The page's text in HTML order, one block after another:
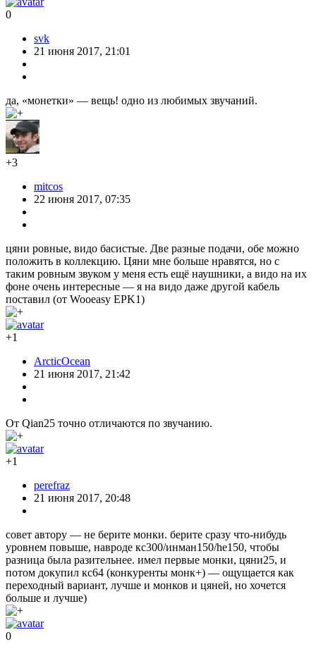
0
svk
21 июня 2017, 21:01
да, «монетки» — вещь! одно из любимых звучаний.
+3
mitcos
22 июня 2017, 07:35
цяни ровные, видо басистые. Две разные подачи, обе можно
положить в коллекцию. Цяни мне больше нравятся, но с
таким ровным звуком у меня есть ещё наушники, а видо на их
фоне очень интересные — я на видо даже другой кабель
поставил (от Wooeasy EPK1)
+1
ArcticOcean
21 июня 2017, 21:42
От Qian25 точно отличаются по звучанию.
+1
perefraz
21 июня 2017, 20:48
совет автору — не берите монки. берите сразу что-нибудь
уровнем повыше, навроде кс300/инман150/he150, чтобы
разница была разительнее. имел первые монки, цяни25, и
потом докупил кс64 (конкуренты монк+) — ощущается как
переходный вариант, лучше и монков и цяней, но хочется
больше и лучше)
0